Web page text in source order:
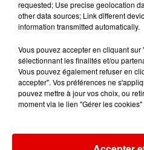
10h23
10h23 10h14
10h14
requested; Use precise geolocation
other data sources; Link different
information transmitted automatically.
Vous pouvez accepter en cliquant
sélectionnant les finalités et/ou
Vous pouvez également refuser en
accepter". Vos préférences ne
pouvez mettre à jour vos choix, ou
moment via le lien "Gérer les